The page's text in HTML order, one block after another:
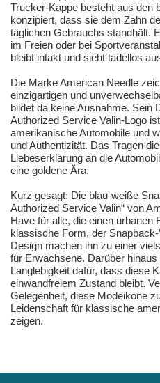
Trucker-Kappe besteht aus den
konzipiert, dass sie dem Zahn
täglichen Gebrauchs standhält.
im Freien oder bei
bleibt intakt und sieht tadellos
Die Marke American Needle
einzigartigen und
bildet da keine Ausnahme. Sein
Authorized Service Valin-Logo
amerikanische Automobile und
und Authentizität. Das Tragen
Liebeserklärung an die
eine goldene Ära.
Kurz gesagt: Die blau-weiße
Authorized Service Valin“ von
Have für alle, die einen urbanen
klassische Form, der
Design machen ihn zu einer
für Erwachsene. Darüber
Langlebigkeit dafür, dass diese
einwandfreiem Zustand bleibt.
Gelegenheit, diese Modeikone
Leidenschaft für klassische
zeigen.